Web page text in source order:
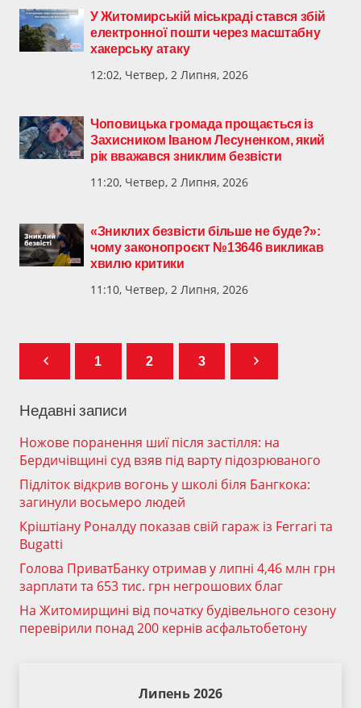
У Житомирській міськраді стався збій
електронної пошти через масштабну
хакерську атаку
12:02, Четвер, 2 Липня, 2026
Чоповицька громада прощається із
Захисником Іваном Лесуненком, який
рік вважався зниклим безвісти
11:20, Четвер, 2 Липня, 2026
«Зниклих безвісти більше не буде?»:
чому законопроєкт №13646 викликав
хвилю критики
11:10, Четвер, 2 Липня, 2026
1 2 3
Недавні записи
Ножове поранення шиї після застілля: на
Бердичівщині суд взяв під варту підозрюваного
Підліток відкрив вогонь у школі біля Бангкока:
загинули восьмеро людей
Кріштіану Роналду показав свій гараж із Ferrari та
Bugatti
Голова ПриватБанку отримав у липні 4,46 млн грн
зарплати та 653 тис. грн негрошових благ
На Житомирщині від початку будівельного сезону
перевірили понад 200 кернів асфальтобетону
Липень 2026